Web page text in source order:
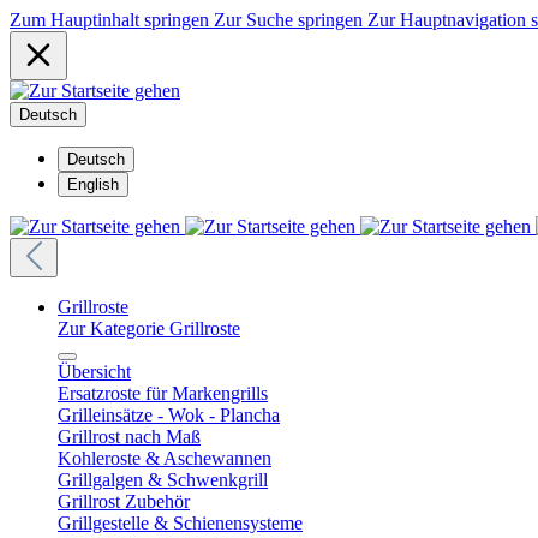
Zum Hauptinhalt springen Zur Suche springen Zur Hauptnavigation
Deutsch
Deutsch
English
Grillroste
Zur Kategorie Grillroste
Übersicht
Ersatzroste für Markengrills
Grilleinsätze - Wok - Plancha
Grillrost nach Maß
Kohleroste & Aschewannen
Grillgalgen & Schwenkgrill
Grillrost Zubehör
Grillgestelle & Schienensysteme